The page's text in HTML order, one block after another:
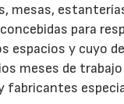
mesas,
para
espacios y cuyo
meses de
fabricantes